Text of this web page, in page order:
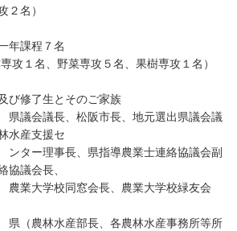
）
課程７名
野菜専攻５名、果樹専攻１名）
修了生とそのご家族
松阪市長、地元選出県議会議
水産支援セ
県指導農業士連絡協議会副
協議会長、
会長、農業大学校緑友会
長、各農林水産事務所等所